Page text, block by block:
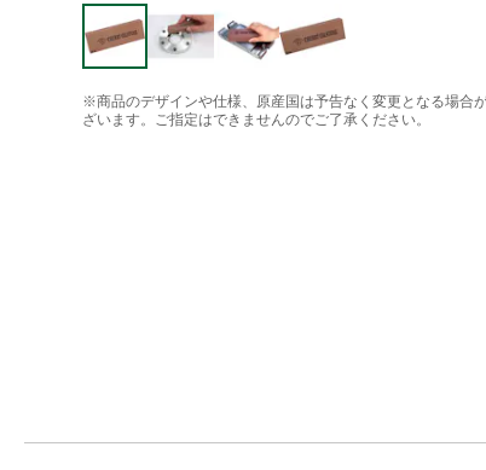
※商品のデザインや仕様、原産国は予告なく変更となる場合
ざいます。ご指定はできませんのでご了承ください。